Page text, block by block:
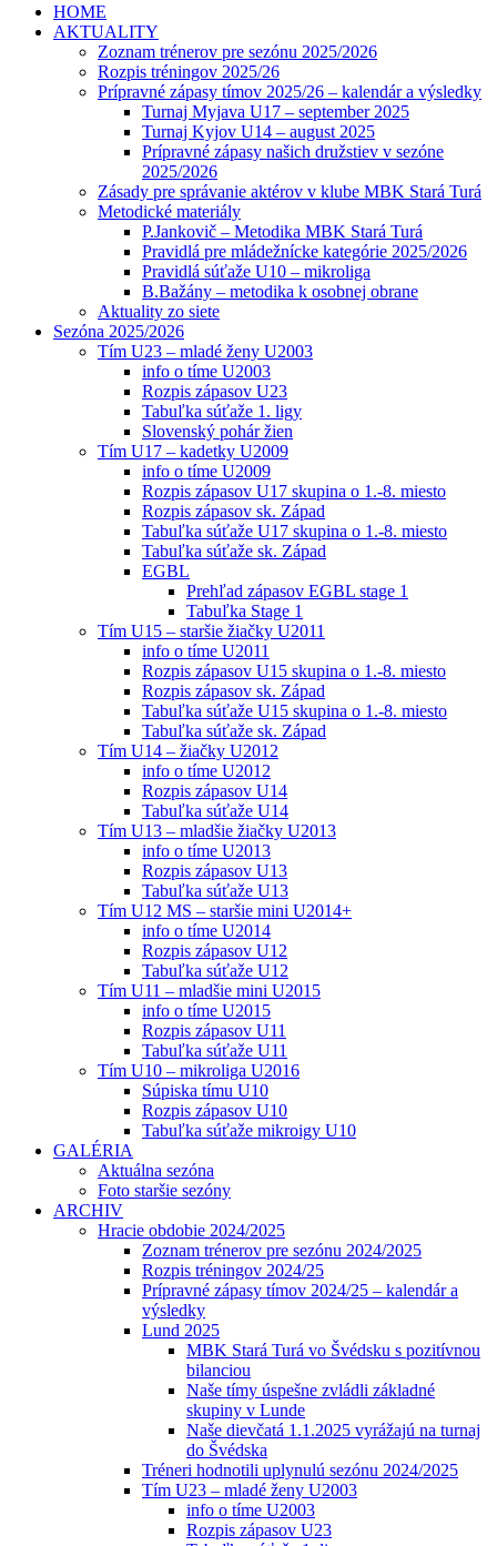
HOME
AKTUALITY
Zoznam trénerov pre sezónu 2025/2026
Rozpis tréningov 2025/26
Prípravné zápasy tímov 2025/26 – kalendár a výsledky
Turnaj Myjava U17 – september 2025
Turnaj Kyjov U14 – august 2025
Prípravné zápasy našich družstiev v sezóne
2025/2026
Zásady pre správanie aktérov v klube MBK Stará Turá
Metodické materiály
P.Jankovič – Metodika MBK Stará Turá
Pravidlá pre mládežnícke kategórie 2025/2026
Pravidlá súťaže U10 – mikroliga
B.Bažány – metodika k osobnej obrane
Aktuality zo siete
Sezóna 2025/2026
Tím U23 – mladé ženy U2003
info o tíme U2003
Rozpis zápasov U23
Tabuľka súťaže 1. ligy
Slovenský pohár žien
Tím U17 – kadetky U2009
info o tíme U2009
Rozpis zápasov U17 skupina o 1.-8. miesto
Rozpis zápasov sk. Západ
Tabuľka súťaže U17 skupina o 1.-8. miesto
Tabuľka súťaže sk. Západ
EGBL
Prehľad zápasov EGBL stage 1
Tabuľka Stage 1
Tím U15 – staršie žiačky U2011
info o tíme U2011
Rozpis zápasov U15 skupina o 1.-8. miesto
Rozpis zápasov sk. Západ
Tabuľka súťaže U15 skupina o 1.-8. miesto
Tabuľka súťaže sk. Západ
Tím U14 – žiačky U2012
info o tíme U2012
Rozpis zápasov U14
Tabuľka súťaže U14
Tím U13 – mladšie žiačky U2013
info o tíme U2013
Rozpis zápasov U13
Tabuľka súťaže U13
Tím U12 MS – staršie mini U2014+
info o tíme U2014
Rozpis zápasov U12
Tabuľka súťaže U12
Tím U11 – mladšie mini U2015
info o tíme U2015
Rozpis zápasov U11
Tabuľka súťaže U11
Tím U10 – mikroliga U2016
Súpiska tímu U10
Rozpis zápasov U10
Tabuľka súťaže mikroigy U10
GALÉRIA
Aktuálna sezóna
Foto staršie sezóny
ARCHIV
Hracie obdobie 2024/2025
Zoznam trénerov pre sezónu 2024/2025
Rozpis tréningov 2024/25
Prípravné zápasy tímov 2024/25 – kalendár a
výsledky
Lund 2025
MBK Stará Turá vo Švédsku s pozitívnou
bilanciou
Naše tímy úspešne zvládli základné
skupiny v Lunde
Naše dievčatá 1.1.2025 vyrážajú na turnaj
do Švédska
Tréneri hodnotili uplynulú sezónu 2024/2025
Tím U23 – mladé ženy U2003
info o tíme U2003
Rozpis zápasov U23